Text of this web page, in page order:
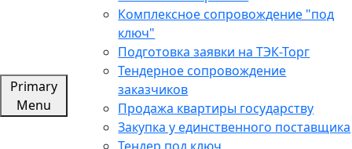
Primary
Menu
Комплексное сопровождение "под
ключ"
Подготовка заявки на ТЭК-Торг
Тендерное сопровождение
заказчиков
Продажа квартиры государству
Закупка у единственного поставщика